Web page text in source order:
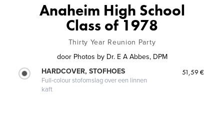
Anaheim High School
Class of 1978
Thirty Year Reunion Party
door Photos by Dr. E A Abbes, DPM
HARDCOVER, STOFHOES
Full-colour stofomslag over een linnen
kaft
51,59 €